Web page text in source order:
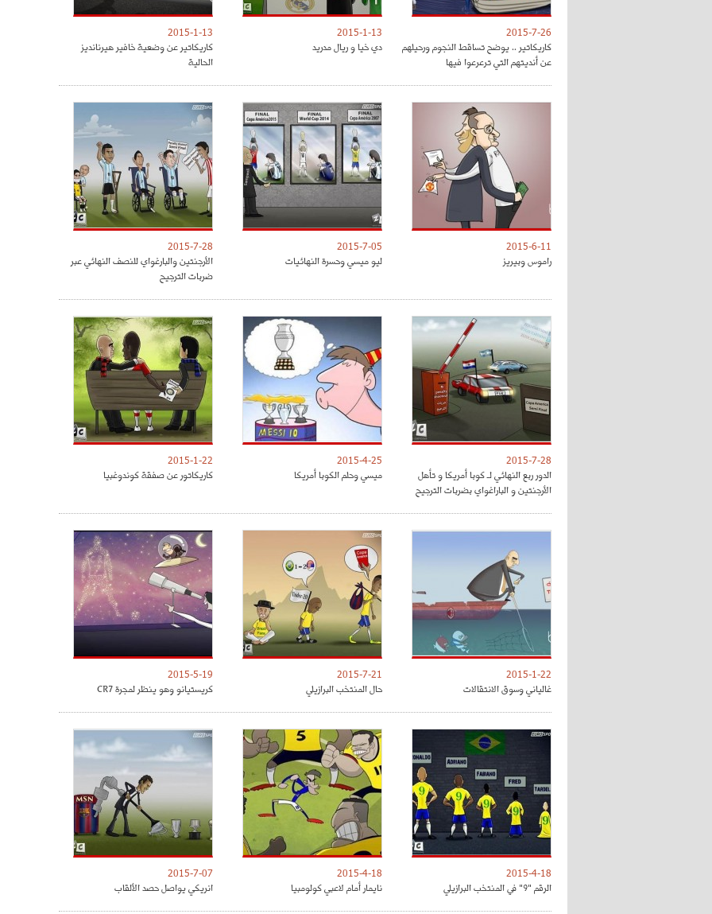
2015-7-26
كاريكاتير .. يوضح تساقط النجوم ورحيلهم
عن أنديتهم التي ترعرعوا فيها
2015-1-13
دي خيا و ريال مدريد
2015-1-13
كاريكاتير عن وضعية خافير هيرنانديز
الحالية
2015-6-11
راموس وبيريز
2015-7-05
ليو ميسي وحسرة النهائيات
2015-7-28
الأرجنتين والبارغواي للنصف النهائي عبر
ضربات الترجيح
2015-7-28
الدور ربع النهائي لـ كوبا أمريكا و تأهل
الأرجنتين و الباراغواي بضربات الترجيح
2015-4-25
ميسي وحلم الكوبا أمريكا
2015-1-22
كاريكاتور عن صفقة كوندوغبيا
2015-1-22
غالياني وسوق الانتقالات
2015-7-21
حال المنتخب البرازيلي
2015-5-19
كريستيانو وهو ينظر لمجرة CR7
2015-4-18
الرقم "9" في المنتخب البرازيلي
2015-4-18
نايمار أمام لاعبي كولومبيا
2015-7-07
انريكي يواصل حصد الألقاب